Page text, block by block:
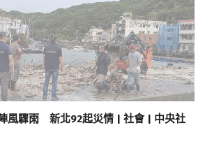
風驟雨 新北92起災情 | 社會 | 中央社